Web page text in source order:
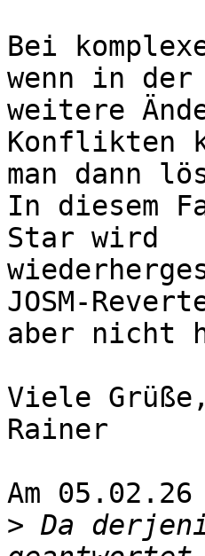
Bei
wenn in
weitere
Konflikten
man dann
In diesem
Star wird
JOSM-
aber nicht
Viele Grüße,
Rainer
Am
> Da